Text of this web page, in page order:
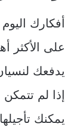
أفكارك
على الأكثر
يدفعك
إذا لم
يمكنك